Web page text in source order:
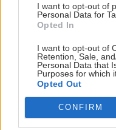
I want to opt-out of
Personal Data for
Opted In
I want to opt-out of
Retention, Sale,
Personal Data that
Purposes for which
Opted Out
CONFIRM
Je tu druhá